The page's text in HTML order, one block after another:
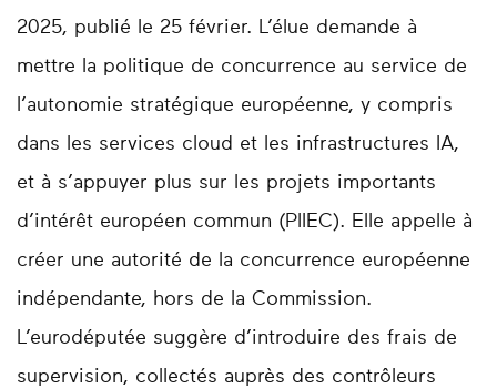
2025, publié le 25 février. L’élue demande à
mettre la politique de concurrence au service de
l’autonomie stratégique européenne, y compris
dans les services cloud et les infrastructures IA,
et à s’appuyer plus sur les projets importants
d’intérêt européen commun (PIIEC). Elle appelle à
créer une autorité de la concurrence européenne
indépendante, hors de la Commission.
L’eurodéputée suggère d’introduire des frais de
supervision, collectés auprès des contrôleurs